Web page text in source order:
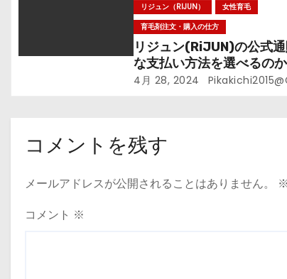
リジュン（RIJUN）
女性育毛
育毛剤注文・購入の仕方
リジュン(RiJUN)の公式
な支払い方法を選べるの
4月 28, 2024
コメントを残す
メールアドレスが公開されることはありません。 ※
コメント ※